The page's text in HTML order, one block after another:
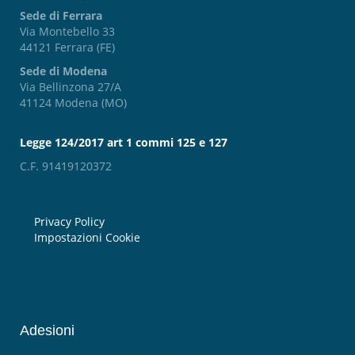
Sede di Ferrara
Via Montebello 33
44121 Ferrara (FE)
Sede di Modena
Via Bellinzona 27/A
41124 Modena (MO)
Legge 124/2017 art 1 commi 125 e 127
C.F. 91419120372
Privacy Policy
Impostazioni Cookie
Adesioni